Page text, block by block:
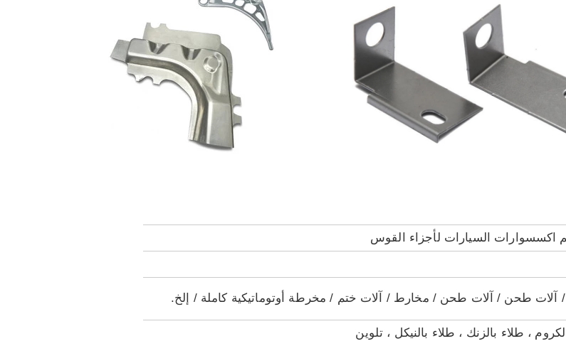
، طلاء بالزنك ، طلاء بالنيكل ، تلوين